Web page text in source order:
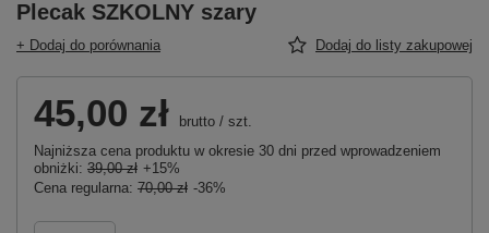
Plecak SZKOLNY szary
+ Dodaj do porównania Dodaj do listy zakupowej
45,00 zł brutto / szt.
Najniższa cena produktu w okresie 30 dni przed wprowadzeniem
obniżki: 39,00 zł +15%
Cena regularna: 70,00 zł -36%